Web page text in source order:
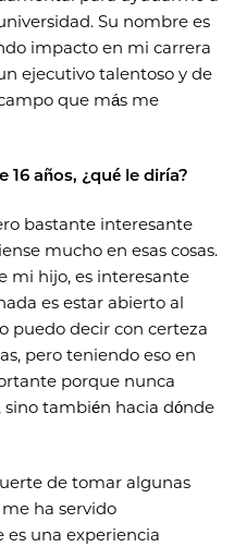
Su nombre es
impacto en mi carrera
ejecutivo talentoso y de
que más me
años, ¿qué le diría?
bastante interesante
mucho en esas cosas.
mi hijo, es interesante
es estar abierto al
puedo decir con certeza
pero teniendo eso en
porque nunca
sino también hacia dónde
de tomar algunas
ha servido
una experiencia